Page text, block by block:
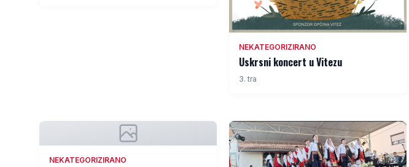
NEKATEGORIZIRANO
Uskrsni koncert u Vitezu
3. tra
NEKATEGORIZIRANO